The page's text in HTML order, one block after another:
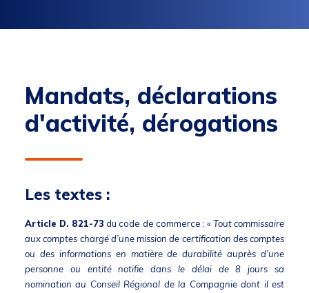
Mandats, déclarations
d'activité, dérogations
Les textes :
Article D. 821-73 du code de commerce : «Tout commissaire
aux comptes chargé d’une mission de certification des comptes
ou des informations en matière de durabilité auprès d’une
personne ou entité notifie dans le délai de 8 jours sa
nomination au Conseil Régional de la Compagnie dont il est